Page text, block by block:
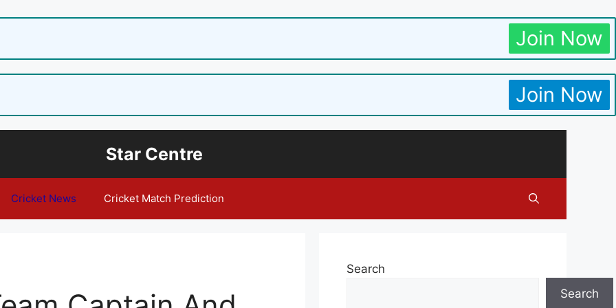
Join Now
Join Now
Star Centre
Cricket News Cricket Match Prediction
Search
Search